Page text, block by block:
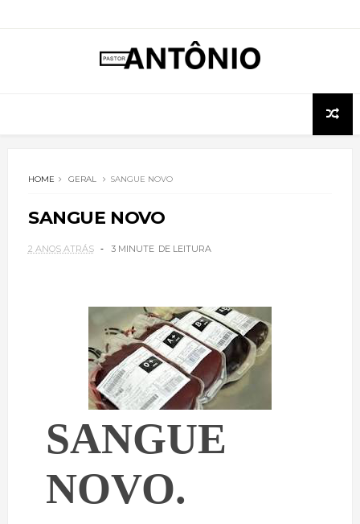
HOME GERAL SANGUE NOVO
SANGUE NOVO
2 ANOS ATRÁS 3 MINUTE DE LEITURA
SANGUE
NOVO.